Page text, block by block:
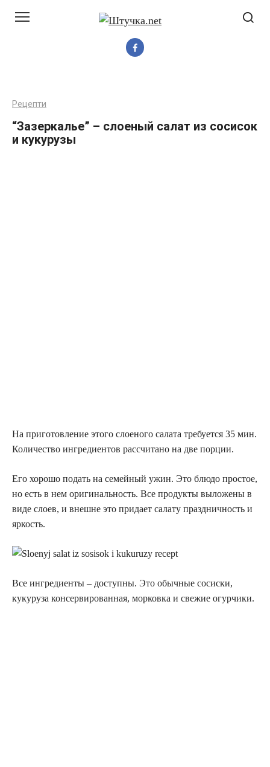
Рецепти
“Зазеркалье” – слоеный салат из сосисок
и кукурузы
На приготовление этого слоеного салата требуется 35 мин.
Количество ингредиентов рассчитано на две порции.
Его хорошо подать на семейный ужин. Это блюдо простое,
но есть в нем оригинальность. Все продукты выложены в
виде слоев, и внешне это придает салату праздничность и
яркость.
Все ингредиенты – доступны. Это обычные сосиски,
кукуруза консервированная, морковка и свежие огурчики.